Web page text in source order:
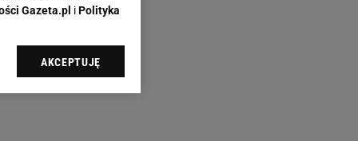
Gazeta.pl iPolityka
sp. z o.o., jej
swoje preferencje
AKCEPTUJĘ